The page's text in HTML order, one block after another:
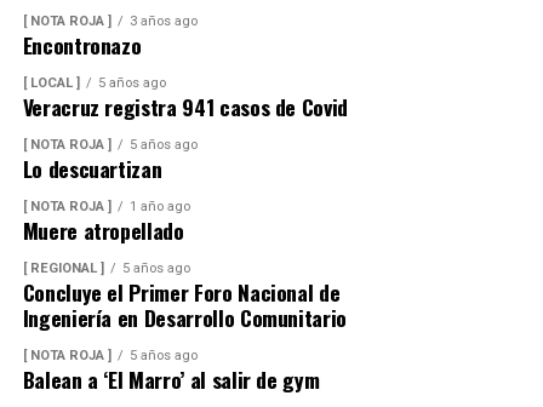
[ NOTA ROJA ] 3 años ago
Encontronazo
[ LOCAL ] 5 años ago
Veracruz registra 941 casos de Covid
[ NOTA ROJA ] 5 años ago
Lo descuartizan
[ NOTA ROJA ] 1 año ago
Muere atropellado
[ REGIONAL ] 5 años ago
Concluye el Primer Foro Nacional de
Ingeniería en Desarrollo Comunitario
[ NOTA ROJA ] 5 años ago
Balean a ‘El Marro’ al salir de gym